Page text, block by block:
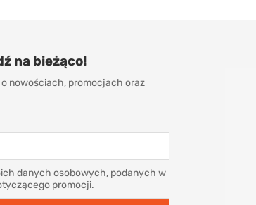
na bieżąco!
nowościach, promocjach oraz
danych osobowych, podanych w
promocji.